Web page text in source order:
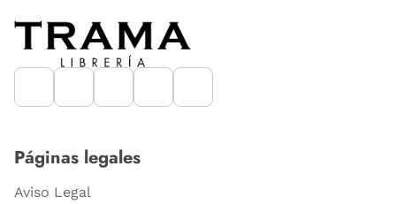
Páginas legales
Aviso Legal